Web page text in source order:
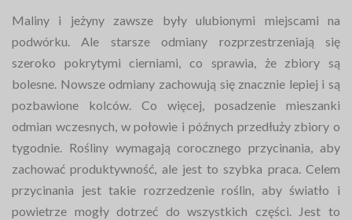
Maliny i jeżyny zawsze były ulubionymi miejscami na
podwórku. Ale starsze odmiany rozprzestrzeniają się
szeroko pokrytymi cierniami, co sprawia, że zbiory są
bolesne. Nowsze odmiany zachowują się znacznie lepiej i są
pozbawione kolców. Co więcej, posadzenie mieszanki
odmian wczesnych, w połowie i późnych przedłuży zbiory o
tygodnie. Rośliny wymagają corocznego przycinania, aby
zachować produktywność, ale jest to szybka praca. Celem
przycinania jest takie rozrzedzenie roślin, aby światło i
powietrze mogły dotrzeć do wszystkich części. Jest to